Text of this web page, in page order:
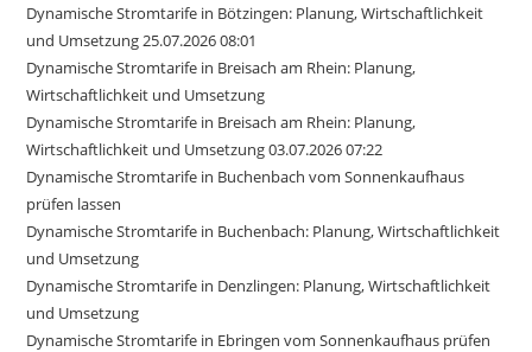
Dynamische Stromtarife in Bötzingen: Planung, Wirtschaftlichkeit
und Umsetzung 25.07.2026 08:01
Dynamische Stromtarife in Breisach am Rhein: Planung,
Wirtschaftlichkeit und Umsetzung
Dynamische Stromtarife in Breisach am Rhein: Planung,
Wirtschaftlichkeit und Umsetzung 03.07.2026 07:22
Dynamische Stromtarife in Buchenbach vom Sonnenkaufhaus
prüfen lassen
Dynamische Stromtarife in Buchenbach: Planung, Wirtschaftlichkeit
und Umsetzung
Dynamische Stromtarife in Denzlingen: Planung, Wirtschaftlichkeit
und Umsetzung
Dynamische Stromtarife in Ebringen vom Sonnenkaufhaus prüfen